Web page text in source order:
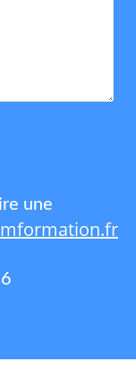
une